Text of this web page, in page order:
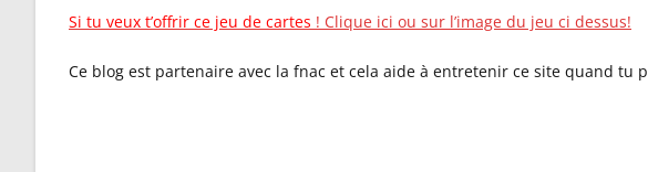
Si tu veux t’offrir ce jeu de cartes ! Clique ici ou sur l’image du jeu ci dessus!
Ce blog est partenaire avec la fnac et cela aide à entretenir ce site quand tu